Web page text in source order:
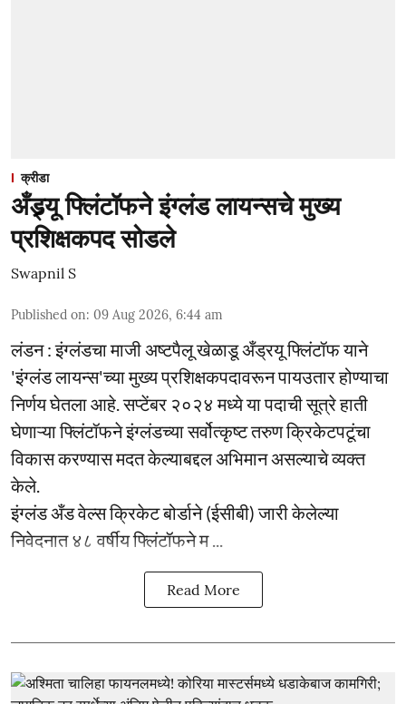
क्रीडा
अँड्र्यू फ्लिंटॉफने इंग्लंड लायन्सचे मुख्य
प्रशिक्षकपद सोडले
Swapnil S
Published on: 09 Aug 2026, 6:44 am
लंडन : इंग्लंडचा माजी अष्टपैलू खेळाडू अँड्रयू फ्लिंटॉफ याने
'इंग्लंड लायन्स'च्या मुख्य प्रशिक्षकपदावरून पायउतार होण्याचा
निर्णय घेतला आहे. सप्टेंबर २०२४ मध्ये या पदाची सूत्रे हाती
घेणाऱ्या फ्लिंटॉफने इंग्लंडच्या सर्वोत्कृष्ट तरुण क्रिकेटपटूंचा
विकास करण्यास मदत केल्याबद्दल अभिमान असल्याचे व्यक्त
केले.
इंग्लंड अँड वेल्स क्रिकेट बोर्डाने (ईसीबी) जारी केलेल्या
निवेदनात ४८ वर्षीय फ्लिंटॉफने म ...
Read More